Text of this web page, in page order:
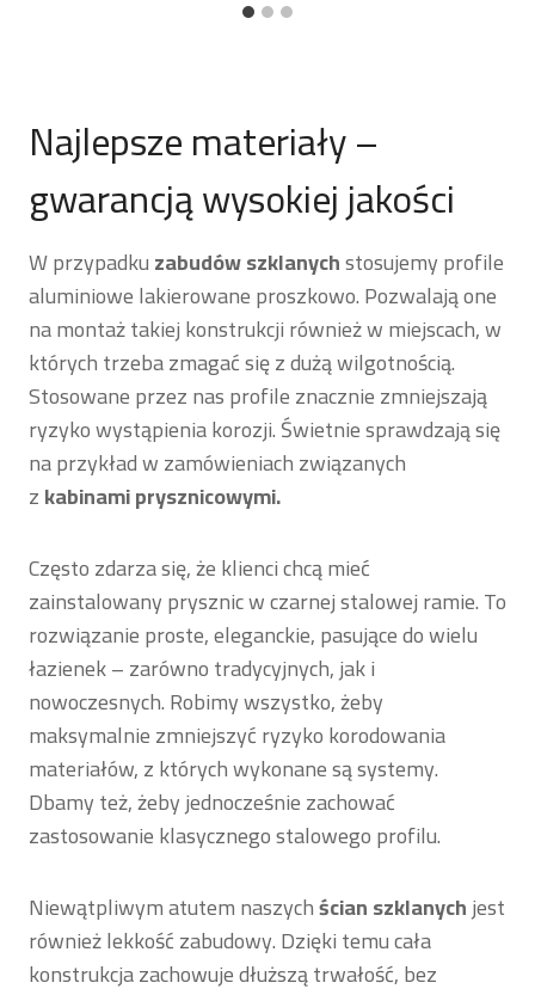
Najlepsze materiały –
gwarancją wysokiej jakości
W przypadkuzabudów szklanychstosujemy profile
aluminiowe lakierowane proszkowo. Pozwalają one
na montaż takiej konstrukcji również w miejscach, w
których trzeba zmagać się z dużą wilgotnością.
Stosowane przez nas profile znacznie zmniejszają
ryzyko wystąpienia korozji. Świetnie sprawdzają się
na przykład w zamówieniach związanych
zkabinami prysznicowymi.
Często zdarza się, że klienci chcą mieć
zainstalowany prysznic w czarnej stalowej ramie. To
rozwiązanie proste, eleganckie, pasujące do wielu
łazienek – zarówno tradycyjnych, jak i
nowoczesnych. Robimy wszystko, żeby
maksymalnie zmniejszyć ryzyko korodowania
materiałów, z których wykonane są systemy.
Dbamy też, żeby jednocześnie zachować
zastosowanie klasycznego stalowego profilu.
Niewątpliwym atutem naszychścian szklanychjest
również lekkość zabudowy. Dzięki temu cała
konstrukcja zachowuje dłuższą trwałość, bez